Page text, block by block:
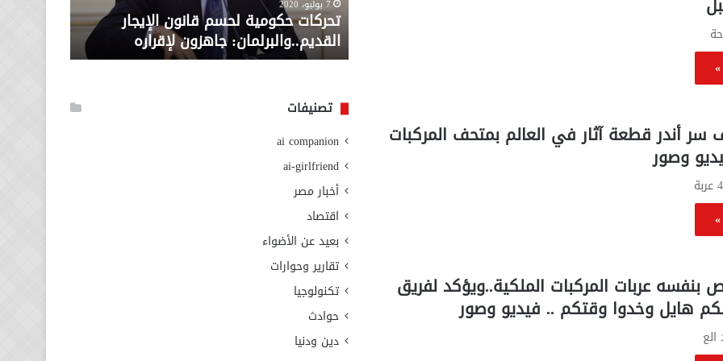
أندر قطعة آثار في العالم بمتحف المركبات
وصور
بنفسه عربات المركبات الملكية..ويؤكد لفريق
هايل وخدوا وقتكم .. فيديو وصور
علي
..
تحرك
لإقراره
7 يوليو، 2020
تحركات حكومية لحسم قانون الإيجار
القديم..والبرلمان: جاهزون لإقراره
من
وزارة
الاجتماعي
تصنيفات
ai companion
ai-girlfriend
أخبار مصر
اقتصاد
بعيد عن الأضواء
تقارير وحوارات
تكنولوجيا
حوادث
دين ودنيا